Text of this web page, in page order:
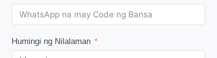
Humingi ng Nilalaman